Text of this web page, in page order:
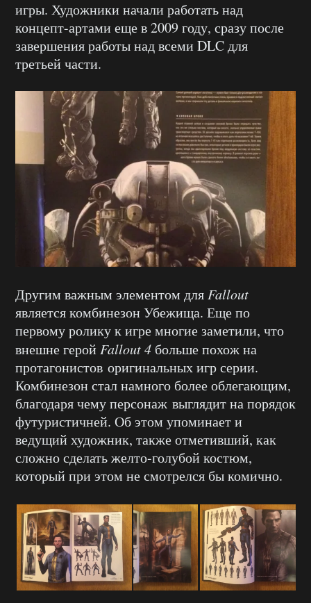
игры. Художники начали работать над
концепт-артами еще в 2009 году, сразу после
завершения работы над всеми DLC для
третьей части.
Другим важным элементом для Fallout
является комбинезон Убежища. Еще по
первому ролику к игре многие заметили, что
внешне герой Fallout 4 больше похож на
протагонистов оригинальных игр серии.
Комбинезон стал намного более облегающим,
благодаря чему персонаж выглядит на порядок
футуристичней. Об этом упоминает и
ведущий художник, также отметивший, как
сложно сделать желто-голубой костюм,
который при этом не смотрелся бы комично.